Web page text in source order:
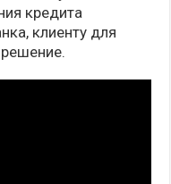
кредита
клиенту для